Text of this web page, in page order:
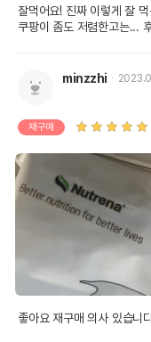
제조자,수입품의 경우
수입자를 함께 표기
또는 소비자상담 관련
전화번호
잘먹어요! 진짜 이렇게 잘
쿠팡이 좀도 저렴한고는...
minzzhi
재구매
좋아요 재구매 의사 있습니